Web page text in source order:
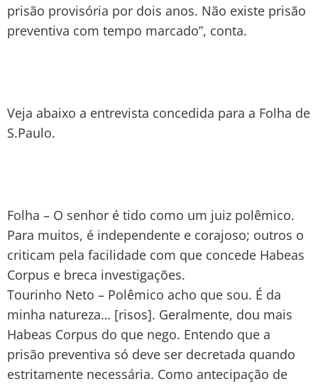
prisão provisória por dois anos. Não existe prisão
preventiva com tempo marcado”, conta.
Veja abaixo a entrevista concedida para a Folha de
S.Paulo.
Folha – O senhor é tido como um juiz polêmico.
Para muitos, é independente e corajoso; outros o
criticam pela facilidade com que concede Habeas
Corpus e breca investigações.
Tourinho Neto – Polêmico acho que sou. É da
minha natureza… [risos]. Geralmente, dou mais
Habeas Corpus do que nego. Entendo que a
prisão preventiva só deve ser decretada quando
estritamente necessária. Como antecipação de